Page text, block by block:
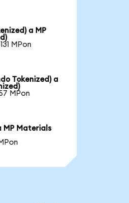
a MP
MPon
Tokenized) a
MPon
MP Materials